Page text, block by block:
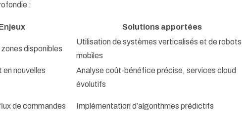
:
Solutions apportées
disponibles
Utilisation de systèmes verticalisés et de robots
mobiles
nouvelles
Analyse coût-bénéfice précise, services cloud
évolutifs
de commandes Implémentation d’algorithmes prédictifs